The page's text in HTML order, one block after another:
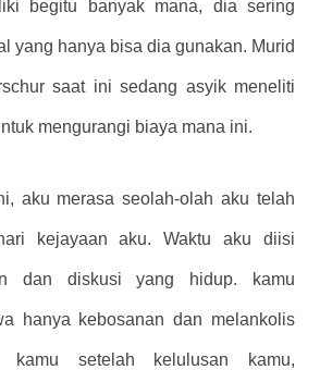
begitu banyak mana, dia sering
yang hanya bisa dia gunakan. Murid
saat ini sedang asyik meneliti
mengurangi biaya mana ini.
aku merasa seolah-olah aku telah
kejayaan aku. Waktu aku diisi
dan diskusi yang hidup. kamu
hanya kebosanan dan melankolis
kamu setelah kelulusan kamu,